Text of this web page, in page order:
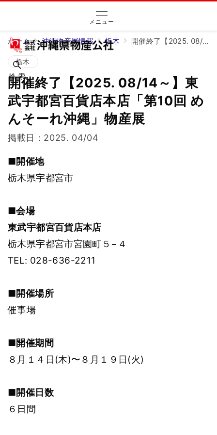
メニュー
検 索
ホーム 沖縄物産展情報 栃木 開催終了【2025. 08/14～】東武宇都宮百貨店本店「第10回 めんそーれ沖縄」物産展
栃木
開催終了【2025. 08/14～】東
武宇都宮百貨店本店「第10回 め
んそーれ沖縄」物産展
2025. 04/04
■開催地
栃木県宇都宮市
■会場
東武宇都宮百貨店本店
栃木県宇都宮市宮園町５−４
TEL: 028-636-2211
■開催場所
催事場
■開催期間
８月１４日(木)〜８月１９日(火)
■開催日数
６日間